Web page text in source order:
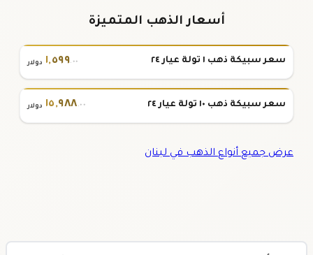
أسعار الذهب المتميزة
سعر سبيكة ذهب ١ تولة عيار ٢٤ ١,٥٩٩.٠٠ دولار
سعر سبيكة ذهب ١٠ تولة عيار ٢٤ ١٥,٩٨٨.٠٠ دولار
عرض جميع أنواع الذهب في لبنان